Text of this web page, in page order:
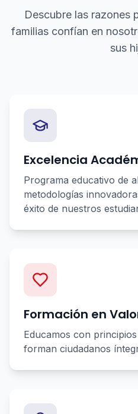
Descubre las razones
familias confían en
sus
Excelencia
Programa educativo de
metodologías
éxito de nuestros
Formación en
Educamos con
forman ciudadanos